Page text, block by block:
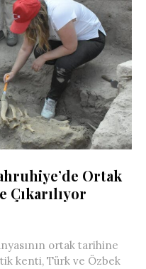
Ortak
Çıkarılıyor
ortak tarihine
kenti, Türk ve Özbek